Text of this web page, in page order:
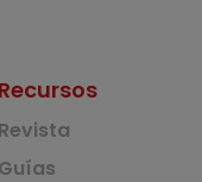
Recursos
Revista
Guías